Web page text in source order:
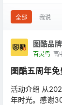
全部 我说
图酷品
百灵鸟 高
图酷五周年
活动介绍 从
年时光。感谢